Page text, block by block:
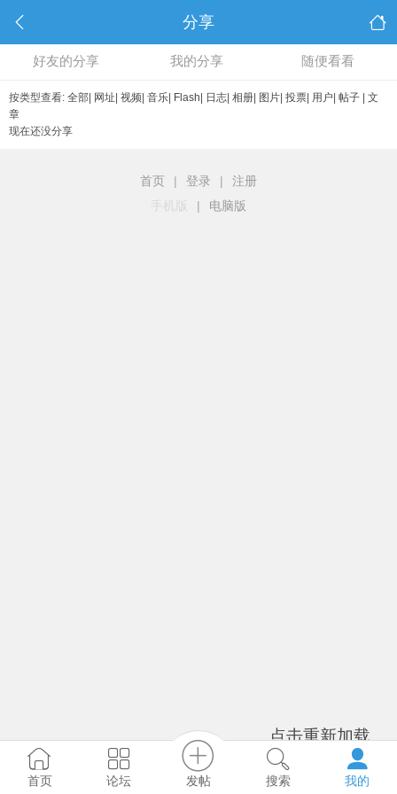
分享
好友的分享 我的分享 随便看看
按类型查看: 全部 网址 视频 音乐 Flash 日志 相册 图片 投票 用户 帖子
文
章
现在还没分享
点击重新加载
首页 | 登录 |
注册
手机版
| 电脑版
首页 论坛 发帖 搜索 我的